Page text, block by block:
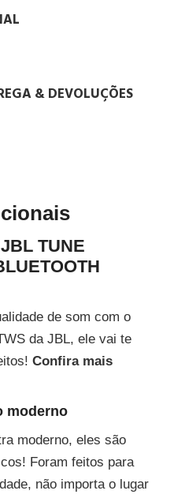
& DEVOLUÇÕES
TUNE
de som com o
da JBL, ele vai te
Confira mais
moderno
moderno, eles são
Foram feitos para
não importa o lugar